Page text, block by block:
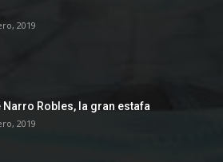
2019
Narro Robles, la gran estafa
2019